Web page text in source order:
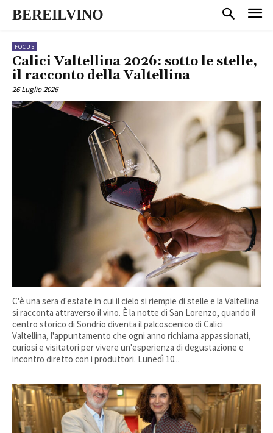
BEREILVINO
FOCUS
Calici Valtellina 2026: sotto le stelle,
il racconto della Valtellina
26 Luglio 2026
C'è una sera d'estate in cui il cielo si riempie di stelle e la Valtellina
si racconta attraverso il vino. È la notte di San Lorenzo, quando il
centro storico di Sondrio diventa il palcoscenico di Calici
Valtellina, l'appuntamento che ogni anno richiama appassionati,
curiosi e visitatori per vivere un'esperienza di degustazione e
incontro diretto con i produttori. Lunedì 10...